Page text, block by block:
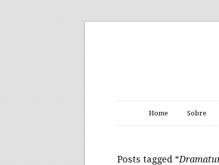
Home Sobre
Posts tagged “